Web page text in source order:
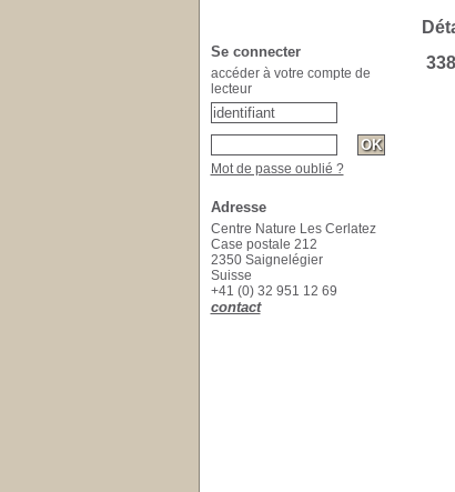
Se connecter
accéder à votre compte de
lecteur
Mot de passe oublié ?
Adresse
Centre Nature Les Cerlatez
Case postale 212
2350 Saignelégier
Suisse
+41 (0) 32 951 12 69
contact